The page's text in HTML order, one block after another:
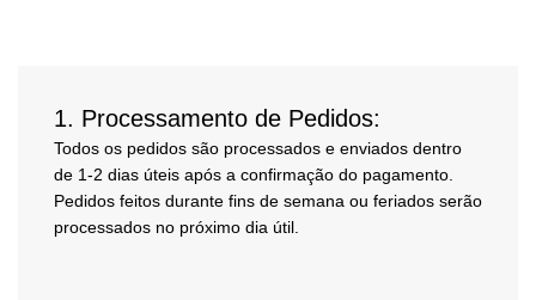
1. Processamento de Pedidos:
Todos os pedidos são processados e enviados dentro
de 1-2 dias úteis após a confirmação do pagamento.
Pedidos feitos durante fins de semana ou feriados serão
processados no próximo dia útil.